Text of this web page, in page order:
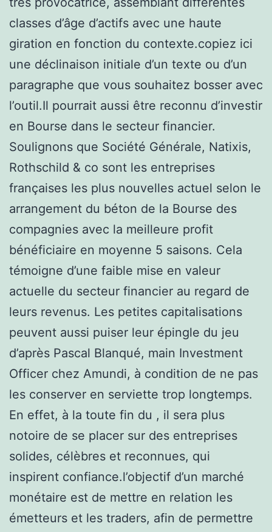
classes d’âge d’actifs avec une haute
giration en fonction du contexte.copiez ici
une déclinaison initiale d’un texte ou d’un
paragraphe que vous souhaitez bosser avec
l’outil.Il pourrait aussi être reconnu d’investir
en Bourse dans le secteur financier.
Soulignons que Société Générale, Natixis,
Rothschild & co sont les entreprises
françaises les plus nouvelles actuel selon le
arrangement du béton de la Bourse des
compagnies avec la meilleure profit
bénéficiaire en moyenne 5 saisons. Cela
témoigne d’une faible mise en valeur
actuelle du secteur financier au regard de
leurs revenus. Les petites capitalisations
peuvent aussi puiser leur épingle du jeu
d’après Pascal Blanqué, main Investment
Officer chez Amundi, à condition de ne pas
les conserver en serviette trop longtemps.
En effet, à la toute fin du , il sera plus
notoire de se placer sur des entreprises
solides, célèbres et reconnues, qui
inspirent confiance.l’objectif d’un marché
monétaire est de mettre en relation les
émetteurs et les traders, afin de permettre